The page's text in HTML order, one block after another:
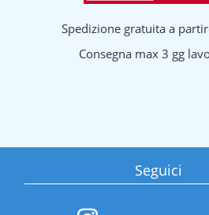
Spedizione gratuita a
Consegna max 3 gg
Seguici